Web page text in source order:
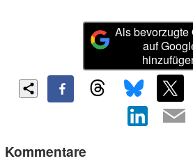
Als bevorzugte
auf
Kommentare